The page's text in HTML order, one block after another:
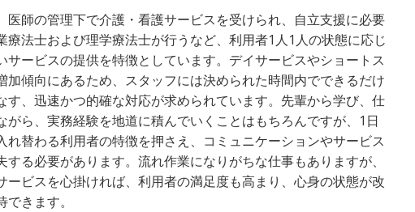
医師の管理下で介護・看護サービスを受けられ、自立支援に必要
療法士および理学療法士が行うなど、利用者1人1人の状態に応じ
サービスの提供を特徴としています。デイサービスやショートス
加傾向にあるため、スタッフには決められた時間内でできるだけ
す、迅速かつ的確な対応が求められています。先輩から学び、仕
がら、実務経験を地道に積んでいくことはもちろんですが、1日
れ替わる利用者の特徴を押さえ、コミュニケーションやサービス
する必要があります。流れ作業になりがちな仕事もありますが、
ービスを心掛ければ、利用者の満足度も高まり、心身の状態が改
きます。